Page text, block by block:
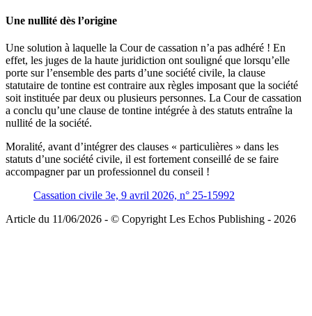
Une nullité dès l’origine
Une solution à laquelle la Cour de cassation n’a pas adhéré ! En
effet, les juges de la haute juridiction ont souligné que lorsqu’elle
porte sur l’ensemble des parts d’une société civile, la clause
statutaire de tontine est contraire aux règles imposant que la société
soit instituée par deux ou plusieurs personnes. La Cour de cassation
a conclu qu’une clause de tontine intégrée à des statuts entraîne la
nullité de la société.
Moralité, avant d’intégrer des clauses « particulières » dans les
statuts d’une société civile, il est fortement conseillé de se faire
accompagner par un professionnel du conseil !
Cassation civile 3e, 9 avril 2026, n° 25-15992
Article du 11/06/2026 - © Copyright Les Echos Publishing - 2026